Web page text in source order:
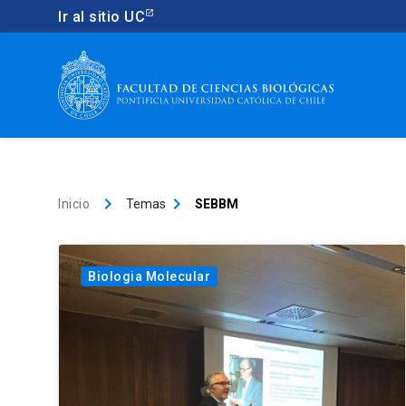
Ir al sitio UC
Inicio keyboard_arrow_right Temas keyboard_arrow_right SEBBM
Biologia Molecular